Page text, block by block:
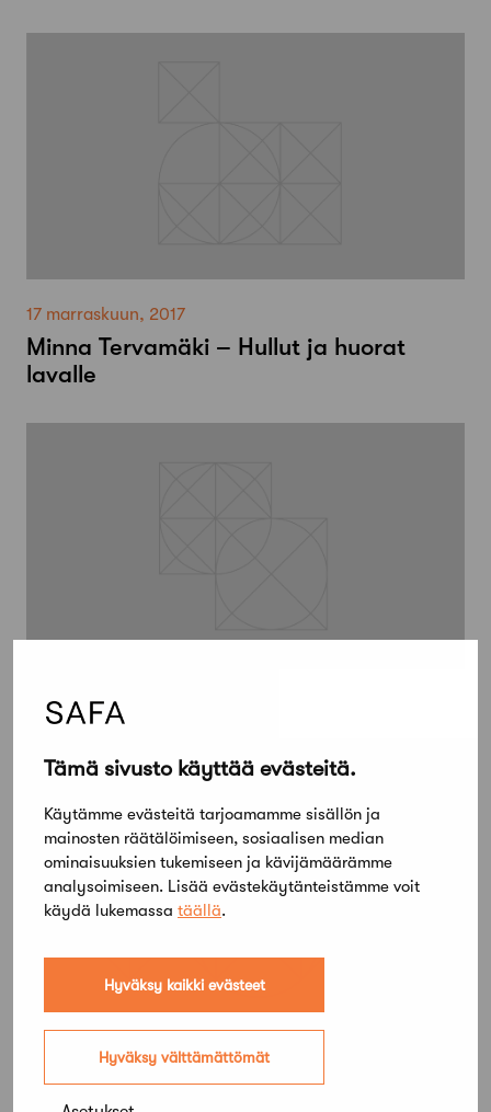
Tämä sivusto käyttää evästeitä.
Käytämme evästeitä tarjoamamme sisällön ja
mainosten räätälöimiseen, sosiaalisen median
ominaisuuksien tukemiseen ja kävijämäärämme
analysoimiseen. Lisää evästekäytänteistämme voit
käydä lukemassa täällä.
Hyväksy kaikki evästeet
Hyväksy välttämättömät
17 marraskuun, 2017
Minna Tervamäki – Hullut ja huorat
lavalle
16 marraskuun, 2017
13 marraskuun, 2017
Arkkitehtisuunnittelualan neuvottelut